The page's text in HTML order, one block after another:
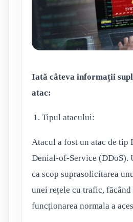
Iată câteva informații
atac:
Tipul atacului:
Atacul a fost un atac de tip
Denial-of-Service (DDoS).
ca scop suprasolicitarea
unei rețele cu trafic,
funcționarea normala a